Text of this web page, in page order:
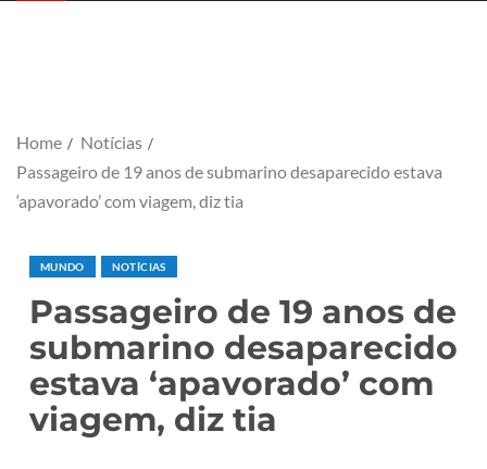
Home
Notícias
Passageiro de 19 anos de submarino desaparecido estava
‘apavorado’ com viagem, diz tia
MUNDO NOTÍCIAS
Passageiro de 19 anos de
submarino desaparecido
estava ‘apavorado’ com
viagem, diz tia